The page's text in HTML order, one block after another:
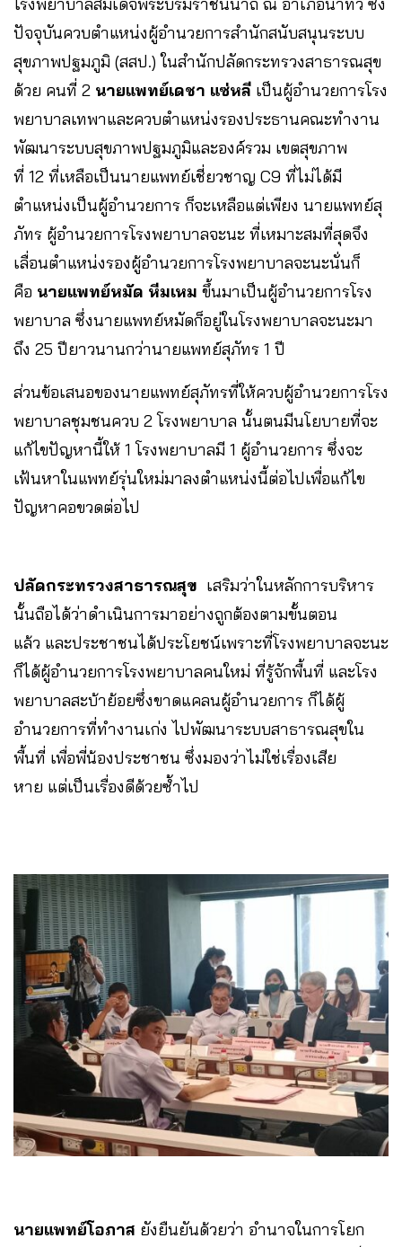
ปัจจุบันควบตำแหน่งผู้อำนวยการสำนักสนับสนุนระบบ
สุขภาพปฐมภูมิ (สสป.) ในสำนักปลัดกระทรวงสาธารณสุข
ด้วย คนที่ 2 นายแพทย์เดชา แซ่หลี เป็นผู้อำนวยการโรง
พยาบาลเทพาและควบตำแหน่งรองประธานคณะทำงาน
พัฒนาระบบสุขภาพปฐมภูมิและองค์รวม เขตสุขภาพ
ที่ 12 ที่เหลือเป็นนายแพทย์เชี่ยวชาญ C9 ที่ไม่ได้มี
ตำแหน่งเป็นผู้อำนวยการ ก็จะเหลือแต่เพียง นายแพทย์สุ
ภัทร ผู้อำนวยการโรงพยาบาลจะนะ ที่เหมาะสมที่สุดจึง
เลื่อนตำแหน่งรองผู้อำนวยการโรงพยาบาลจะนะนั่นก็
คือ นายแพทย์หมัด หีมเหม ขึ้นมาเป็นผู้อำนวยการโรง
พยาบาล ซึ่งนายแพทย์หมัดก็อยู่ในโรงพยาบาลจะนะมา
ถึง 25 ปียาวนานกว่านายแพทย์สุภัทร 1 ปี
ส่วนข้อเสนอของนายแพทย์สุภัทรที่ให้ควบผู้อำนวยการโรง
พยาบาลชุมชนควบ 2 โรงพยาบาล นั้นตนมีนโยบายที่จะ
แก้ไขปัญหานี้ให้ 1 โรงพยาบาลมี 1 ผู้อำนวยการ ซึ่งจะ
เฟ้นหาในแพทย์รุ่นใหม่มาลงตำแหน่งนี้ต่อไปเพื่อแก้ไข
ปัญหาคอขวดต่อไป
ปลัดกระทรวงสาธารณสุข เสริมว่าในหลักการบริหาร
นั้นถือได้ว่าดำเนินการมาอย่างถูกต้องตามขั้นตอน
แล้ว และประชาชนได้ประโยชน์เพราะที่โรงพยาบาลจะนะ
ก็ได้ผู้อำนวยการโรงพยาบาลคนใหม่ ที่รู้จักพื้นที่ และโรง
พยาบาลสะบ้าย้อยซึ่งขาดแคลนผู้อำนวยการ ก็ได้ผู้
อำนวยการที่ทำงานเก่ง ไปพัฒนาระบบสาธารณสุขใน
พื้นที่ เพื่อพี่น้องประชาชน ซึ่งมองว่าไม่ใช่เรื่องเสีย
หาย แต่เป็นเรื่องดีด้วยซ้ำไป
นายแพทย์โอภาส ยังยืนยันด้วยว่า อำนาจในการโยก